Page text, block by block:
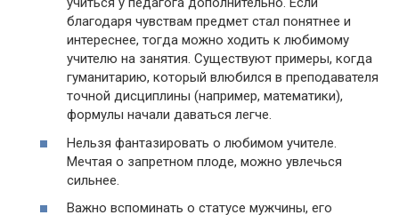
благодаря чувствам предмет стал понятнее и
интереснее, тогда можно ходить к любимому
учителю на занятия. Существуют примеры, когда
гуманитарию, который влюбился в преподавателя
точной дисциплины (например, математики),
формулы начали даваться легче.
Нельзя фантазировать о любимом учителе.
Мечтая о запретном плоде, можно увлечься
сильнее.
Важно вспоминать о статусе мужчины, его